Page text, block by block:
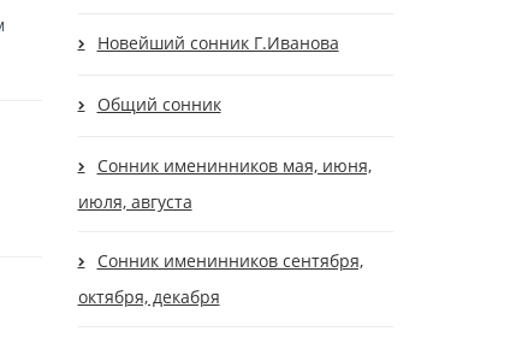
Новейший сонник Г.Иванова
Общий сонник
Сонник именинников мая, июня,
июля, августа
Сонник именинников сентября,
октября, декабря